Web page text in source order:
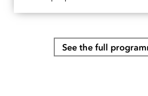
See the full